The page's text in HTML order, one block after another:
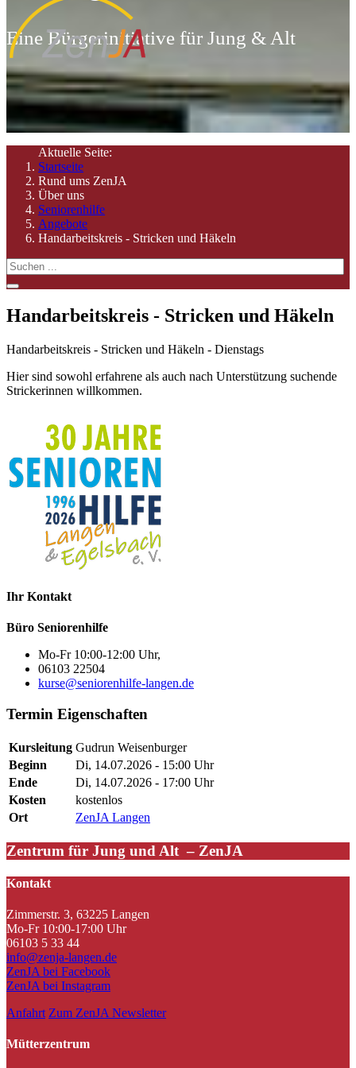
Eine Bürgerinitiative für Jung & Alt
Aktuelle Seite:
Startseite
Rund ums ZenJA
Über uns
Seniorenhilfe
Angebote
Handarbeitskreis - Stricken und Häkeln
Handarbeitskreis - Stricken und Häkeln
Handarbeitskreis - Stricken und Häkeln - Dienstags
Hier sind sowohl erfahrene als auch nach Unterstützung suchende
Strickerinnen willkommen.
Ihr Kontakt
Büro Seniorenhilfe
Mo-Fr 10:00-12:00 Uhr,
06103 22504
kurse@seniorenhilfe-langen.de
Termin Eigenschaften
Kursleitung Gudrun Weisenburger
Beginn
Di, 14.07.2026 - 15:00 Uhr
Ende
Di, 14.07.2026 - 17:00 Uhr
Kosten
kostenlos
Ort
ZenJA Langen
Zentrum für Jung und Alt – ZenJA
Kontakt
Zimmerstr. 3, 63225 Langen
Mo-Fr 10:00-17:00 Uhr
06103 5 33 44
info@zenja-langen.de
ZenJA bei Facebook
ZenJA bei Instagram
Anfahrt Zum ZenJA Newsletter
Mütterzentrum